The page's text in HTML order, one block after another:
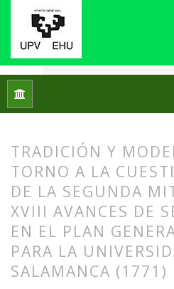
Inicio
TRADICIÓN Y
TORNO A LA
DE LA SEGUNDA
XVIII AVANCES DE
EN EL PLAN
PARA LA
SALAMANCA (1771)